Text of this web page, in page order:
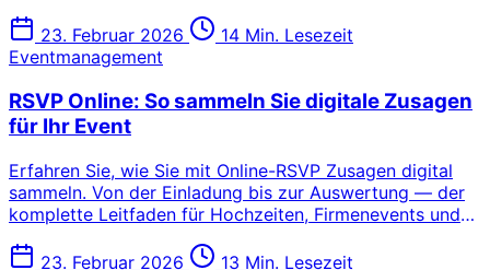
23. Februar 2026
14 Min. Lesezeit
Eventmanagement
RSVP Online: So sammeln Sie digitale Zusagen
für Ihr Event
Erfahren Sie, wie Sie mit Online-RSVP Zusagen digital
sammeln. Von der Einladung bis zur Auswertung — der
komplette Leitfaden für Hochzeiten, Firmenevents und
23. Februar 2026
13 Min. Lesezeit